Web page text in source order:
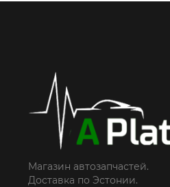
Магазин автозапчастей.
Доставка по Эстонии.